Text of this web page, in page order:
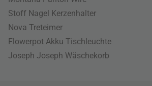
Stoff Nagel Kerzenhalter
Nova Treteimer
Flowerpot Akku Tischleuchte
Joseph Joseph Wäschekorb